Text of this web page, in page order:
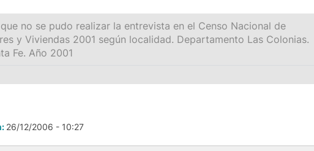
no se pudo realizar la entrevista en el Censo Nacional de
y Viviendas 2001 según localidad. Departamento Las Colonias.
Fe. Año 2001
26/12/2006 - 10:27